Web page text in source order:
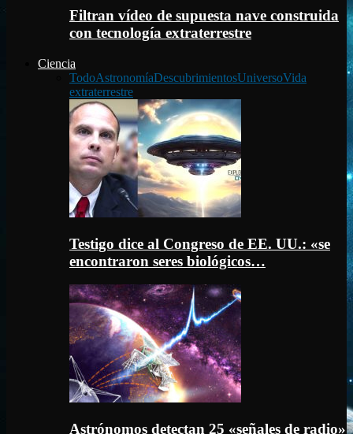
Filtran vídeo de supuesta nave construida
con tecnología extraterrestre
Ciencia
TodoAstronomíaDescubrimientosUniversoVida
extraterrestre
Testigo dice al Congreso de EE. UU.: «se
encontraron seres biológicos…
Astrónomos detectan 25 «señales de radio»